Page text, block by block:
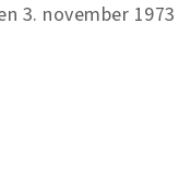
3. november 1973